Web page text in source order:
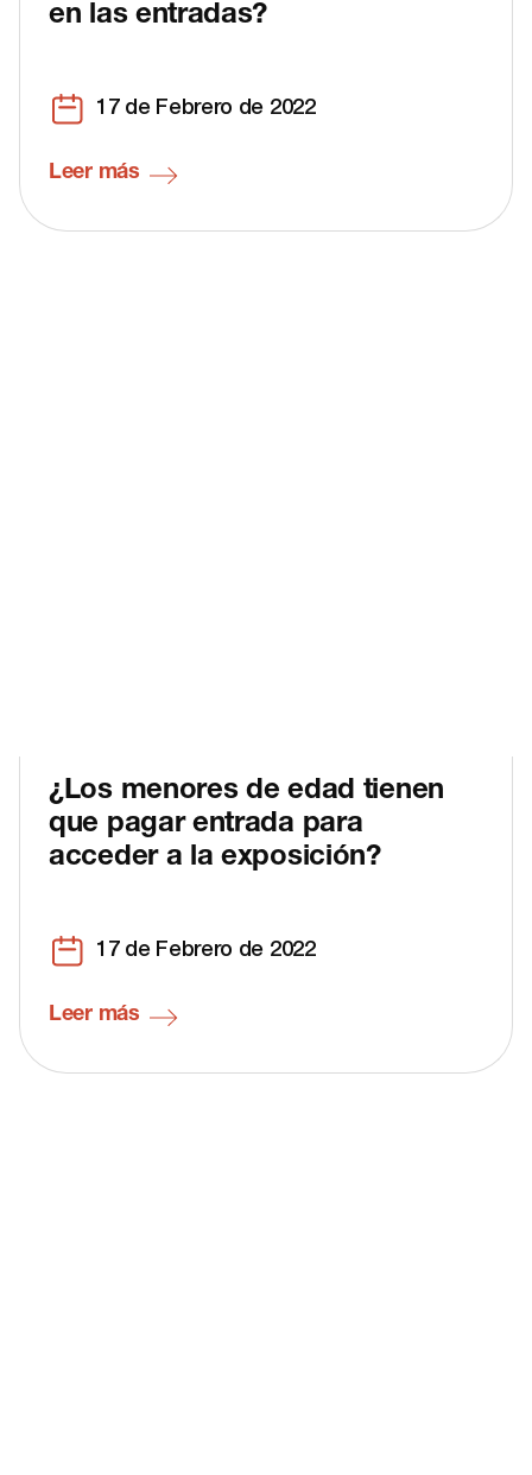
en las entradas?
17 de Febrero de 2022
Leer más
¿Los menores de edad tienen
que pagar entrada para
acceder a la exposición?
17 de Febrero de 2022
Leer más